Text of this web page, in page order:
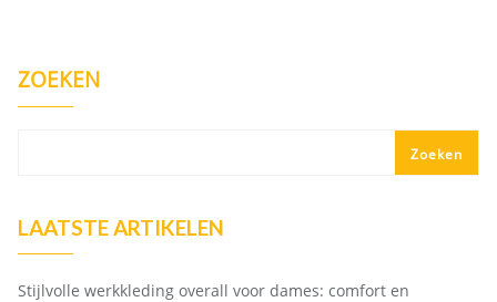
ZOEKEN
Zoeken
LAATSTE ARTIKELEN
Stijlvolle werkkleding overall voor dames: comfort en